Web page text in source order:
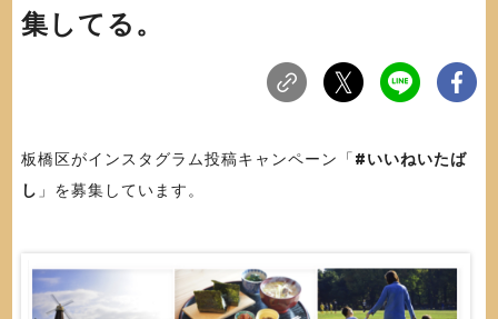
集してる。
板橋区がインスタグラム投稿キャンペーン「 #いいねいたば
し 」を募集しています。